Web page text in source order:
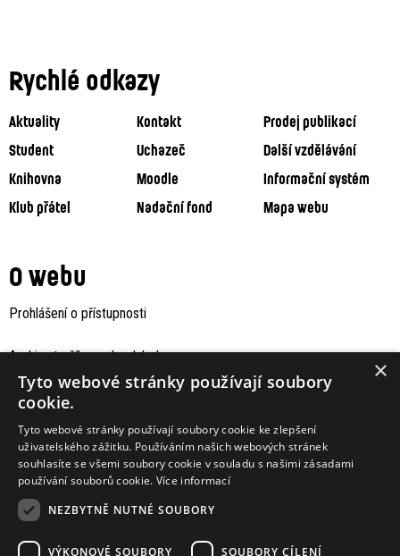
Rychlé odkazy
Aktuality Kontakt
Prodej publikací
Student
Uchazeč
Další vzdělávání
Knihovna
Moodle
Informační systém
Klub přátel
Nadační fond Mapa webu
O webu
Prohlášení o přístupnosti
Archiv staršího webu Jaboku ×
Tyto webové stránky používají soubory
cookie.
Tyto webové stránky používají soubory cookie ke zlepšení
uživatelského zážitku. Používáním našich webových stránek
souhlasíte se všemi soubory cookie v souladu s našimi zásadami
používání souborů cookie. Více informací
NEZBYTNĚ NUTNÉ SOUBORY
VÝKONOVÉ SOUBORY SOUBORY CÍLENÍ